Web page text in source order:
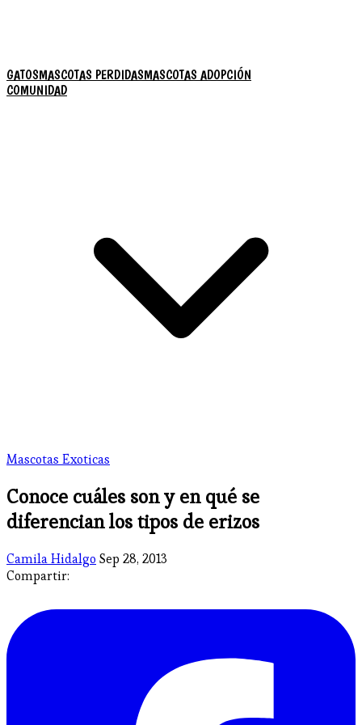
GATOSMASCOTAS PERDIDASMASCOTAS ADOPCIÓN
COMUNIDAD
Mascotas Exoticas
Conoce cuáles son y en qué se
diferencian los tipos de erizos
Camila Hidalgo Sep 28, 2013
Compartir: